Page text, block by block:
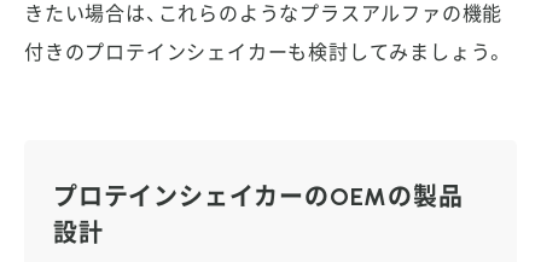
きたい場合は、これらのようなプラスアルファの機能
付きのプロテインシェイカーも検討してみましょう。
プロテインシェイカーのOEMの製品
設計